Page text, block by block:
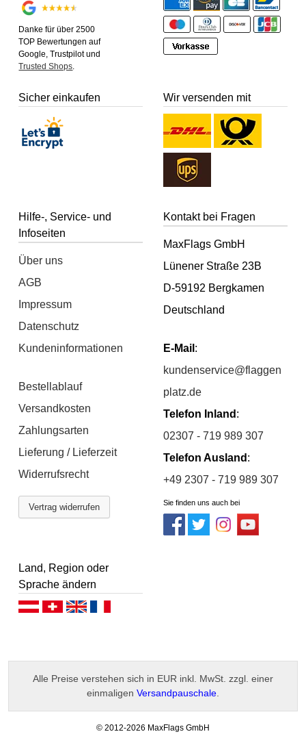
Danke für über 2500
TOP Bewertungen auf
Google, Trustpilot und
Trusted Shops
Sicher einkaufen Wir versenden mit
Hilfe-, Service- und
Infoseiten
Über uns
AGB
Impressum
Datenschutz
Kundeninformationen
Bestellablauf
Versandkosten
Zahlungsarten
Lieferung / Lieferzeit
Widerrufsrecht
Vertrag widerrufen
Kontakt bei Fragen
MaxFlags GmbH
Lünener Straße 23B
D-59192 Bergkamen
Deutschland
E-Mail :
kundenservice@flaggen
platz.de
Telefon Inland :
02307 - 719 989 307
Telefon Ausland :
+49 2307 - 719 989 307
Sie finden uns auch bei
Land, Region oder
Sprache ändern
Deutsch (AT)Deutsch (CH)
Alle Preise verstehen sich in EUR inkl. MwSt. zzgl. einer
einmaligen Versandpauschale
© 2012-2026 MaxFlags GmbH